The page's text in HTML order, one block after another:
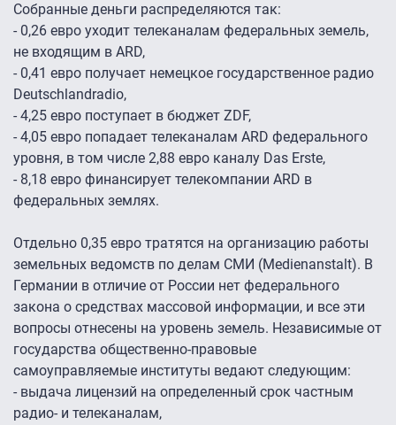
Собранные деньги распределяются так:
- 0,26 евро уходит телеканалам федеральных земель,
не входящим в ARD,
- 0,41 евро получает немецкое государственное радио
Deutschlandradio,
- 4,25 евро поступает в бюджет ZDF,
- 4,05 евро попадает телеканалам ARD федерального
уровня, в том числе 2,88 евро каналу Das Erste,
- 8,18 евро финансирует телекомпании ARD в
федеральных землях.
Отдельно 0,35 евро тратятся на организацию работы
земельных ведомств по делам СМИ (Medienanstalt). В
Германии в отличие от России нет федерального
закона о средствах массовой информации, и все эти
вопросы отнесены на уровень земель. Независимые от
государства общественно-правовые
самоуправляемые институты ведают следующим:
- выдача лицензий на определенный срок частным
радио- и телеканалам,